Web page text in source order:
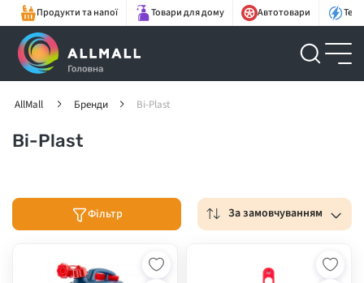
Продукти та напої Товари для дому Автотовари
AllMall Бренди Bi-Plast
Bi-Plast
Фільтр За замовчуванням